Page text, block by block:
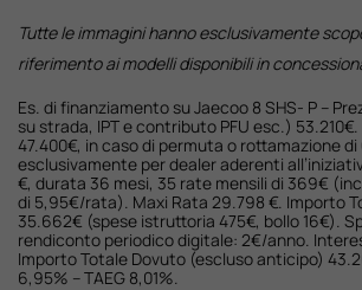
Tutte le immagini hanno esclusivamente
riferimento ai modelli disponibili in
Es. di finanziamento su Jaecoo 8 SHS- P –
su strada, IPT e contributo PFU esc.) 53.210€.
47.400€, in caso di permuta o rottamazione
esclusivamente per dealer aderenti
€, durata 36 mesi, 35 rate mensili di 369€
di 5,95€/rata). Maxi Rata 29.798 €. Importo
35.662€ (spese istruttoria 475€, bollo 16€).
rendiconto periodico digitale: 2€/anno.
Importo Totale Dovuto (escluso anticipo)
6,95% – TAEG 8,01%.